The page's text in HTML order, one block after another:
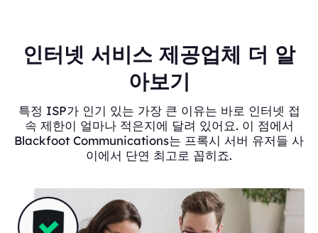
인터넷 서비스 제공업체 더 알
아보기
특정 ISP가 인기 있는 가장 큰 이유는 바로 인터넷 접
속 제한이 얼마나 적은지에 달려 있어요. 이 점에서
Blackfoot Communications는 프록시 서버 유저들 사
이에서 단연 최고로 꼽히죠.